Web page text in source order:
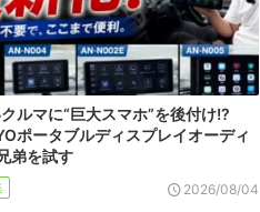
ルマに“巨大スマホ”を後付け!?
ポータブルディスプレイオーディ
弟を試す
2026/08/04